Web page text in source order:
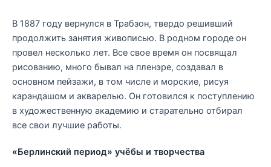
В 1887 году вернулся в Трабзон, твердо решивший
продолжить занятия живописью. В родном городе он
провел несколько лет. Все свое время он посвящал
рисованию, много бывал на пленэре, создавал в
основном пейзажи, в том числе и морские, рисуя
карандашом и акварелью. Он готовился к поступлению
в художественную академию и старательно отбирал
все свои лучшие работы.
«Берлинский период» учёбы и творчества